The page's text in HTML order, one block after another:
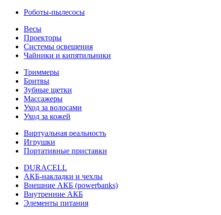
Роботы-пылесосы
Весы
Проекторы
Системы освещения
Чайники и кипятильники
Триммеры
Бритвы
Зубные щетки
Массажеры
Уход за волосами
Уход за кожей
Виртуальная реальность
Игрушки
Портативные приставки
DURACELL
АКБ-накладки и чехлы
Внешние АКБ (powerbanks)
Внутренние АКБ
Элементы питания